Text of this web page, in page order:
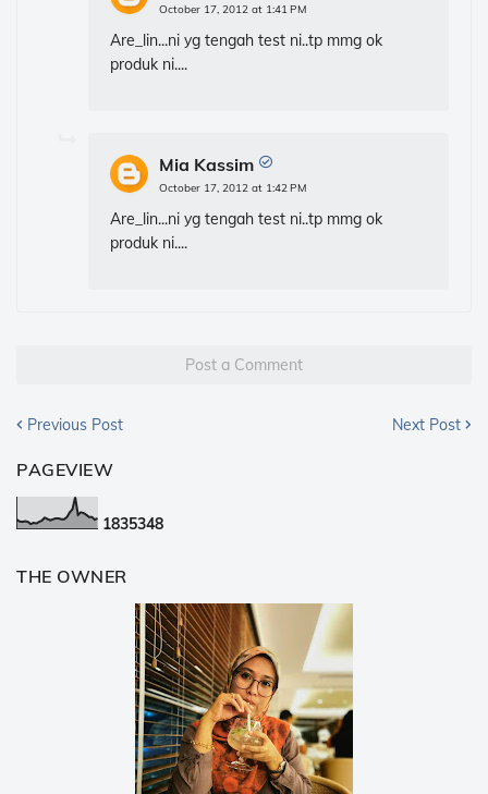
October 17, 2012 at 1:41 PM
Are_lin...ni yg tengah test ni..tp mmg ok
produk ni....
Mia Kassim
October 17, 2012 at 1:42 PM
Are_lin...ni yg tengah test ni..tp mmg ok
produk ni....
Post a Comment
Previous Post Next Post
PAGEVIEW
1835348
THE OWNER